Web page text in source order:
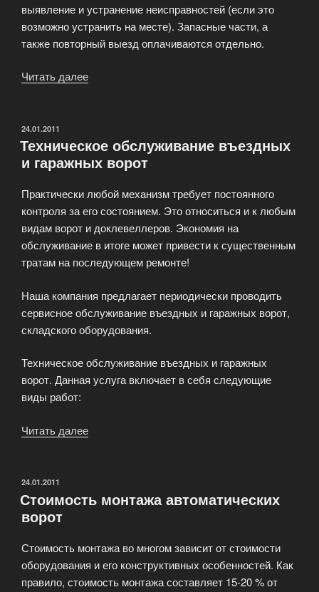
выявление и устранение неисправностей (если это
возможно устранить на месте). Запасные части, а
также повторный выезд оплачиваются отдельно.
Читать далее
ОПУБЛИКОВАНО
24.01.2011
Техническое обслуживание въездных
и гаражных ворот
Практически любой механизм требует постоянного
контроля за его состоянием. Это относиться и к любым
видам ворот и доклевеллеров. Экономия на
обслуживание в итоге может привести к существенным
тратам на последующем ремонте!
Наша компания предлагает периодически проводить
сервисное обслуживание въездных и гаражных ворот,
складского оборудования.
Техническое обслуживание въездных и гаражных
ворот. Данная услуга включает в себя следующие
виды работ:
Читать далее
гаражных
ОПУБЛИКОВАНО
24.01.2011
Стоимость монтажа автоматических
ворот
Стоимость монтажа во многом зависит от стоимости
оборудования и его конструктивных особенностей. Как
правило, стоимость монтажа составляет 15-20 % от